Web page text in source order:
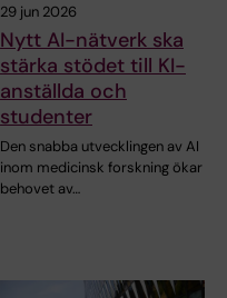
29 jun 2026
Nytt AI-nätverk ska
stärka stödet till KI-
anställda och
studenter
Den snabba utvecklingen av AI
inom medicinsk forskning ökar
behovet av…